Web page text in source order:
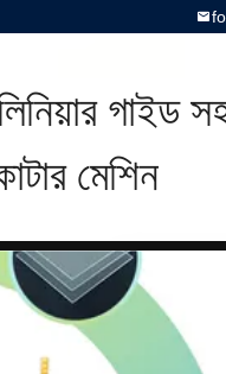
গাইড
মেশিন